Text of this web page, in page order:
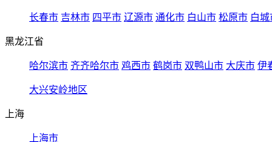
长春市 吉林市 四平市 辽源市 通化市 白山市 松原市 白城
黑龙江省
哈尔滨市 齐齐哈尔市 鸡西市 鹤岗市 双鸭山市 大庆市 伊
大兴安岭地区
上海
上海市